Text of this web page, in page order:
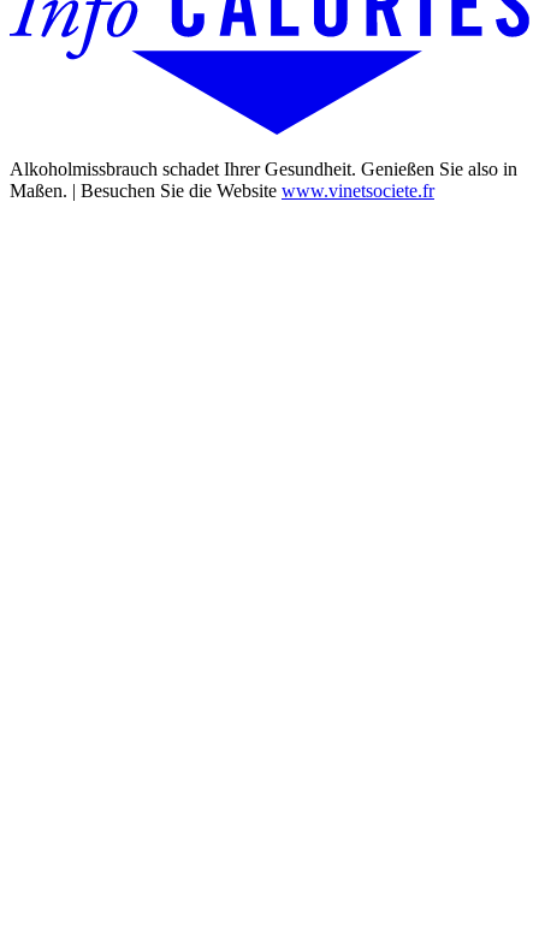
Alkoholmissbrauch schadet Ihrer Gesundheit. Genießen Sie also in
Maßen. | Besuchen Sie die Website www.vinetsociete.fr